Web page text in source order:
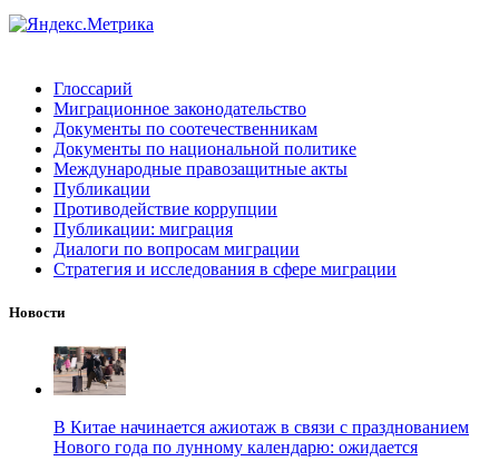
Глоссарий
Миграционное законодательство
Документы по соотечественникам
Документы по национальной политике
Международные правозащитные акты
Публикации
Противодействие коррупции
Публикации: миграция
Диалоги по вопросам миграции
Стратегия и исследования в сфере миграции
Новости
В Китае начинается ажиотаж в связи с празднованием
Нового года по лунному календарю: ожидается